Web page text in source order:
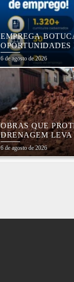
EMPREGA
OPORTUNIDADES
1,3 MIL
6 de agosto de 2026
OBRAS QUE
DRENAGEM
TRANQUILIDADE
COHAB 5
6 de agosto de 2026